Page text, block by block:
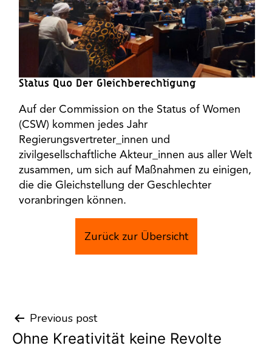
Status Quo Der Gleichberechtigung
Auf der Commission on the Status of Women
(CSW) kommen jedes Jahr
Regierungsvertreter_innen und
zivilgesellschaftliche Akteur_innen aus aller Welt
zusammen, um sich auf Maßnahmen zu einigen,
die die Gleichstellung der Geschlechter
voranbringen können.
Zurück zur Übersicht
Post
navigation
Previous post
Ohne Kreativität keine Revolte